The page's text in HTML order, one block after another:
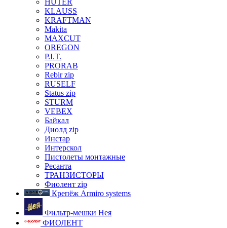
HUTER
KLAUSS
KRAFTMAN
Makita
MAXCUT
OREGON
P.I.T.
PRORAB
Rebir zip
RUSELF
Status zip
STURM
VEBEX
Байкал
Диолд zip
Инстар
Интерскол
Пистолеты монтажные
Ресанта
ТРАНЗИСТОРЫ
Фиолент zip
Крепёж Armiro systems
Фильтр-мешки Нея
ФИОЛЕНТ